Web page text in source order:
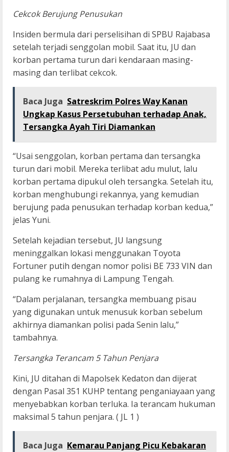
Cekcok Berujung Penusukan
Insiden bermula dari perselisihan di SPBU Rajabasa
setelah terjadi senggolan mobil. Saat itu, JU dan
korban pertama turun dari kendaraan masing-
masing dan terlibat cekcok.
Baca Juga Satreskrim Polres Way Kanan
Ungkap Kasus Persetubuhan terhadap Anak,
Tersangka Ayah Tiri Diamankan
“Usai senggolan, korban pertama dan tersangka
turun dari mobil. Mereka terlibat adu mulut, lalu
korban pertama dipukul oleh tersangka. Setelah itu,
korban menghubungi rekannya, yang kemudian
berujung pada penusukan terhadap korban kedua,”
jelas Yuni.
Setelah kejadian tersebut, JU langsung
meninggalkan lokasi menggunakan Toyota
Fortuner putih dengan nomor polisi BE 733 VIN dan
pulang ke rumahnya di Lampung Tengah.
“Dalam perjalanan, tersangka membuang pisau
yang digunakan untuk menusuk korban sebelum
akhirnya diamankan polisi pada Senin lalu,”
tambahnya.
Tersangka Terancam 5 Tahun Penjara
Kini, JU ditahan di Mapolsek Kedaton dan dijerat
dengan Pasal 351 KUHP tentang penganiayaan yang
menyebabkan korban terluka. Ia terancam hukuman
maksimal 5 tahun penjara. ( JL 1 )
Baca Juga Kemarau Panjang Picu Kebakaran